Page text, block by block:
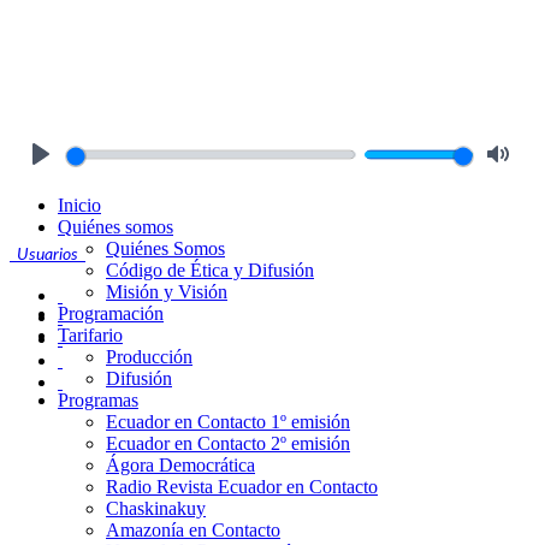
Usuarios
Inicio
Quiénes somos
Quiénes Somos
Código de Ética y Difusión
Misión y Visión
Programación
Tarifario
Producción
Difusión
Programas
Ecuador en Contacto 1º emisión
Ecuador en Contacto 2º emisión
Ágora Democrática
Radio Revista Ecuador en Contacto
Chaskinakuy
Amazonía en Contacto